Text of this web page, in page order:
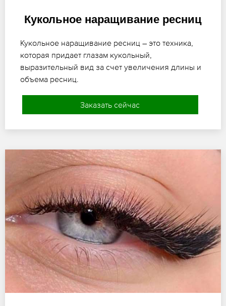
Кукольное наращивание ресниц
Кукольное наращивание ресниц – это техника,
которая придает глазам кукольный,
выразительный вид за счет увеличения длины и
объема ресниц.
Заказать сейчас